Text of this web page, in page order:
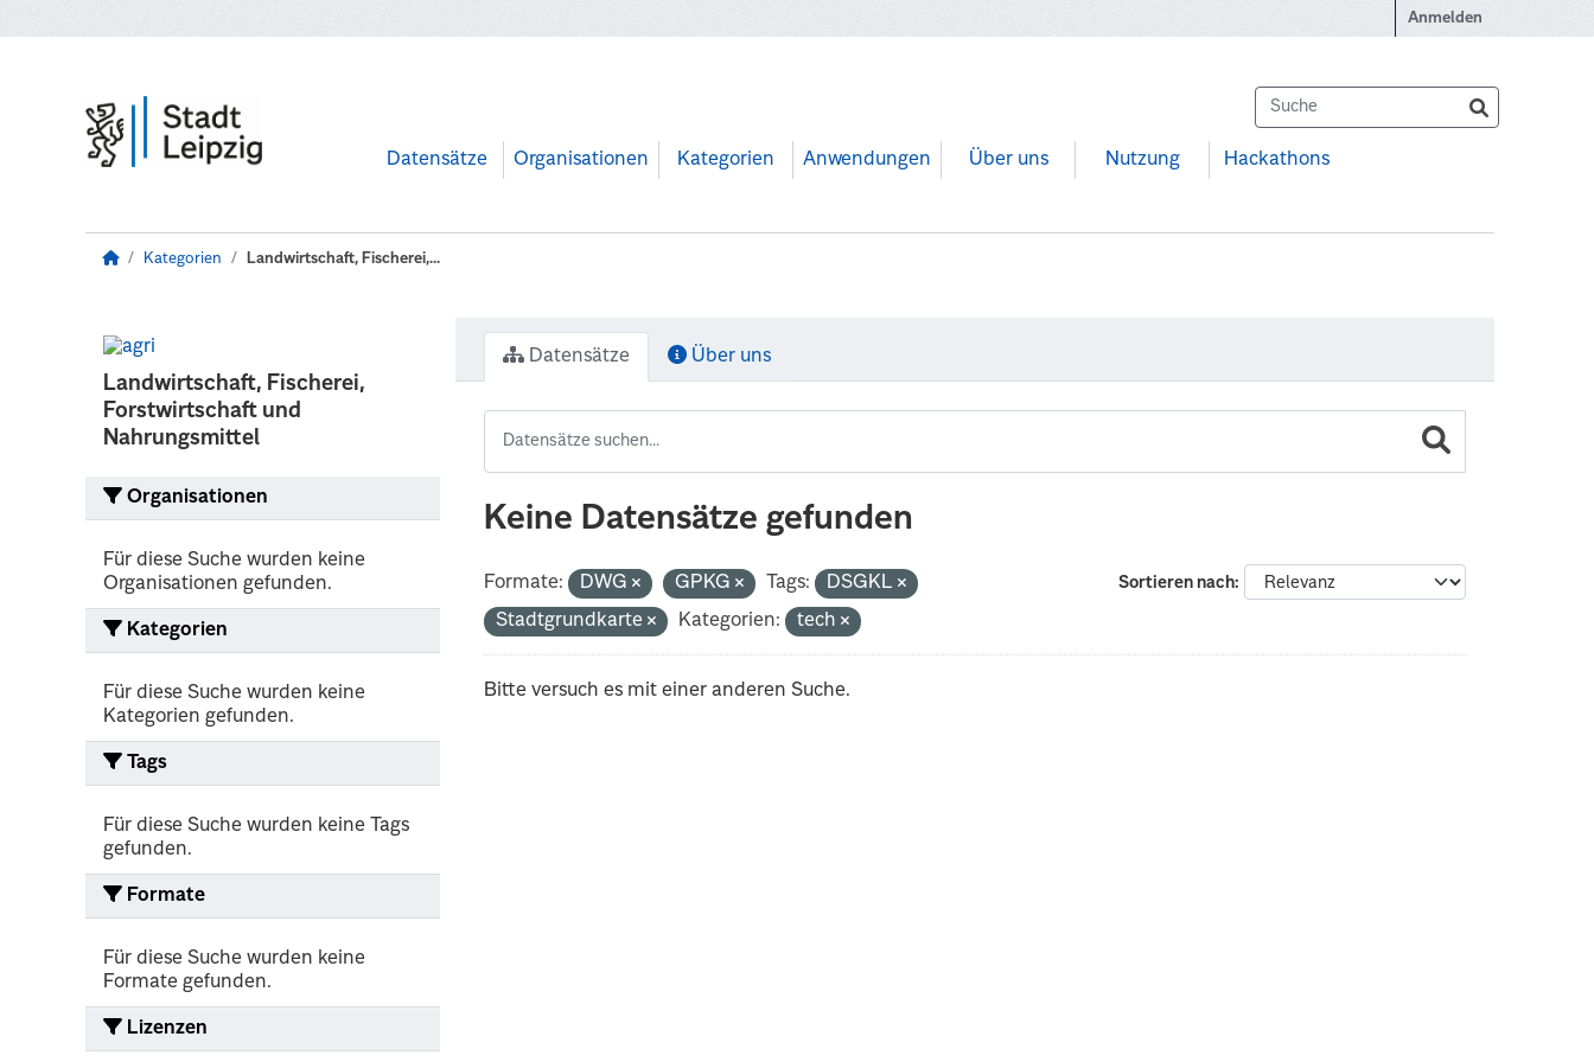
Anmelden
Datensätze Organisationen Kategorien Anwendungen Über uns Nutzung Hackathons
Kategorien Landwirtschaft, Fischerei,...
Landwirtschaft, Fischerei,
Forstwirtschaft und
Nahrungsmittel
Organisationen
Für diese Suche wurden keine
Organisationen gefunden.
Kategorien
Für diese Suche wurden keine
Kategorien gefunden.
Tags
Für diese Suche wurden keine Tags
gefunden.
Formate
Für diese Suche wurden keine
Formate gefunden.
Lizenzen
Datensätze Über uns
Keine Datensätze gefunden
Sortieren nach
Formate: DWG GPKG Tags:
DSGKL
Stadtgrundkarte
Kategorien: tech
Bitte versuch es mit einer anderen Suche.